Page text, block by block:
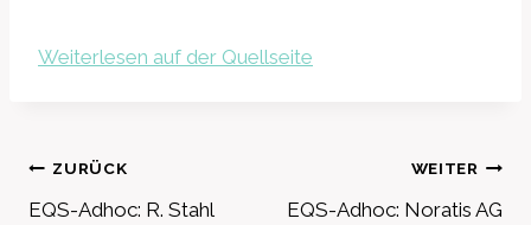
Weiterlesen auf der Quellseite
Beitragsnavigation
ZURÜCK
EQS-Adhoc: R. Stahl
WEITER
EQS-Adhoc: Noratis AG